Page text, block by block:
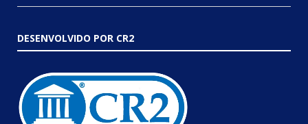
DESENVOLVIDO POR CR2